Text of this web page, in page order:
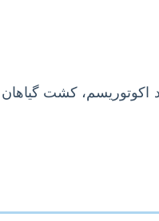
اکوتوریسم، کشت